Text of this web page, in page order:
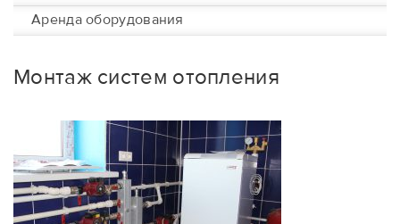
Аренда оборудования
Монтаж систем отопления